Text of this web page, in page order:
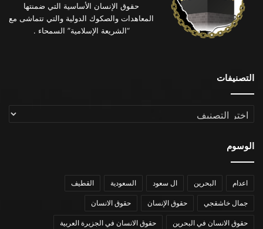
حقوق الإنسان الأساسية التي ضمنتها
المعاهدات والصكوك الدولية والتي تتماشى مع
“الشريعة الإسلامية” السمحاء .
التصنيفات
التصنيفات
الوسوم
اعدام البحرين ال سعود السعودية القطيف
جمال خاشقجي حقوق الإنسان حقوق الانسان
حقوق الانسان في البحرين حقوق الانسان في الجزيرة العربية